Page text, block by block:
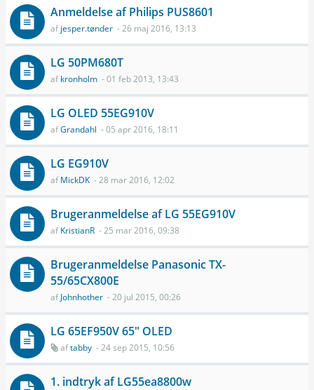
Anmeldelse af Philips PUS8601
afjesper.tønder - 26 maj 2016, 13:13
LG 50PM680T
afkronholm - 01 feb 2013, 13:43
LG OLED 55EG910V
afGrandahl - 05 apr 2016, 18:11
LG EG910V
afMickDK - 28 mar 2016, 12:02
Brugeranmeldelse af LG 55EG910V
afKristianR - 25 mar 2016, 09:38
Brugeranmeldelse Panasonic TX-
55/65CX800E
afJohnhother - 20 jul 2015, 00:26
LG 65EF950V 65" OLED
aftabby - 24 sep 2015, 10:56
1. indtryk af LG55ea8800w